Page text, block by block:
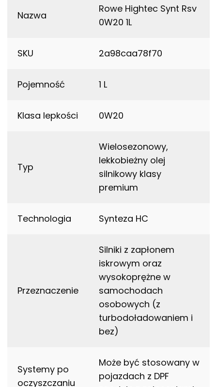
Nazwa
Rowe Hightec Synt Rsv
0W20 1L
SKU 2a98caa78f70
Pojemność 1 L
Klasa lepkości 0W20
Typ
Wielosezonowy,
lekkobieżny olej
silnikowy klasy
premium
Technologia Synteza HC
Przeznaczenie
Silniki z zapłonem
iskrowym oraz
wysokoprężne w
samochodach
osobowych (z
turbodoładowaniem i
bez)
Systemy po
oczyszczaniu
Może być stosowany w
pojazdach z DPF